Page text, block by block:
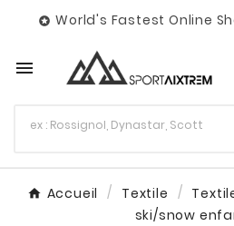
 World's Fastest Online

Accueil Textile
ski/snow